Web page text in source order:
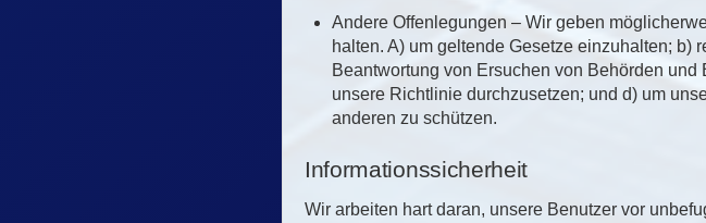
Andere Offenlegungen – Wir geben
halten. A) um geltende Gesetze einzuhalten;
Beantwortung von Ersuchen von Behörden
unsere Richtlinie durchzusetzen; und d) um
anderen zu schützen.
Informationssicherheit
Wir arbeiten hart daran, unsere Benutzer vor